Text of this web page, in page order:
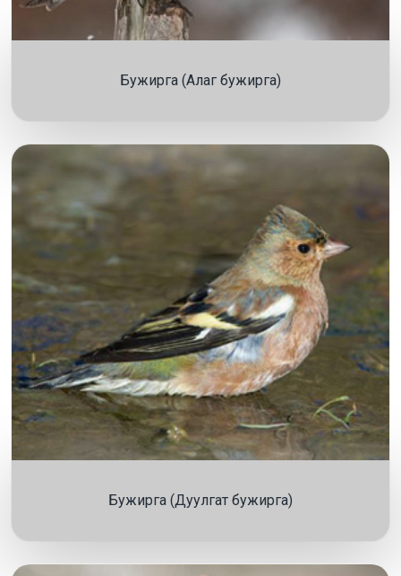
Бужирга (Алаг бужирга)
Бужирга (Дуулгат бужирга)